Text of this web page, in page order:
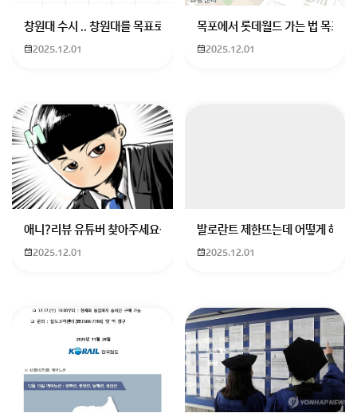
요(자세한 내용은 코레일 홈페이지 공지사항을 참고하세
요).
원(편도 28,600원)이며, ITX-새마을이나 ITX-마음으
로 왕복하면 85,200원(편도 42,600원) 입니다.
수원역에서 부산역까지 무궁화호로 왕복하면 51,800
원(편도 25,900원)이며, ITX-새마을이나 ITX-마음으
창원대 수시 .. 창원대를 목표로 하고 있는 09년생입니다 지금 제 내신이
2025.12.01
목포에서 롯데월드 가는 법 목포
2025.12.01
애니?리뷰 유튜버 찾아주세요ㅠㅠ 무슨 검정머리 남자 캐릭터에 더빙하
2025.12.01
발로란트 제한뜨는데 어떻게 해야
2025.12.01